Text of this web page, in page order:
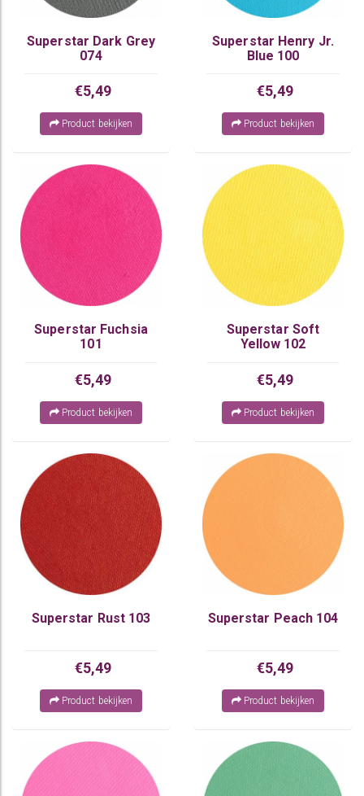
Superstar Dark Grey
074
€5,49
Product bekijken
Superstar Henry Jr.
Blue 100
€5,49
Product bekijken
Superstar Fuchsia
101
€5,49
Product bekijken
Superstar Soft
Yellow 102
€5,49
Product bekijken
Superstar Rust 103
€5,49
Product bekijken
Superstar Peach 104
€5,49
Product bekijken